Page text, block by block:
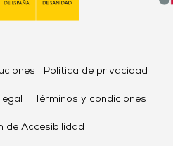
Política de privacidad
Términos y condiciones
de Accesibilidad